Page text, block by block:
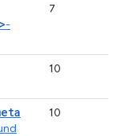
-
7
10
10